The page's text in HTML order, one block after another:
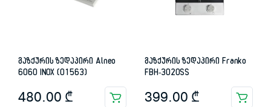
გაზქურის ზედაპირი Alneo
6060 INOX (01563)
480.00 ₾
გაზქურის ზედაპირი Franko
FBH-3020SS
399.00 ₾